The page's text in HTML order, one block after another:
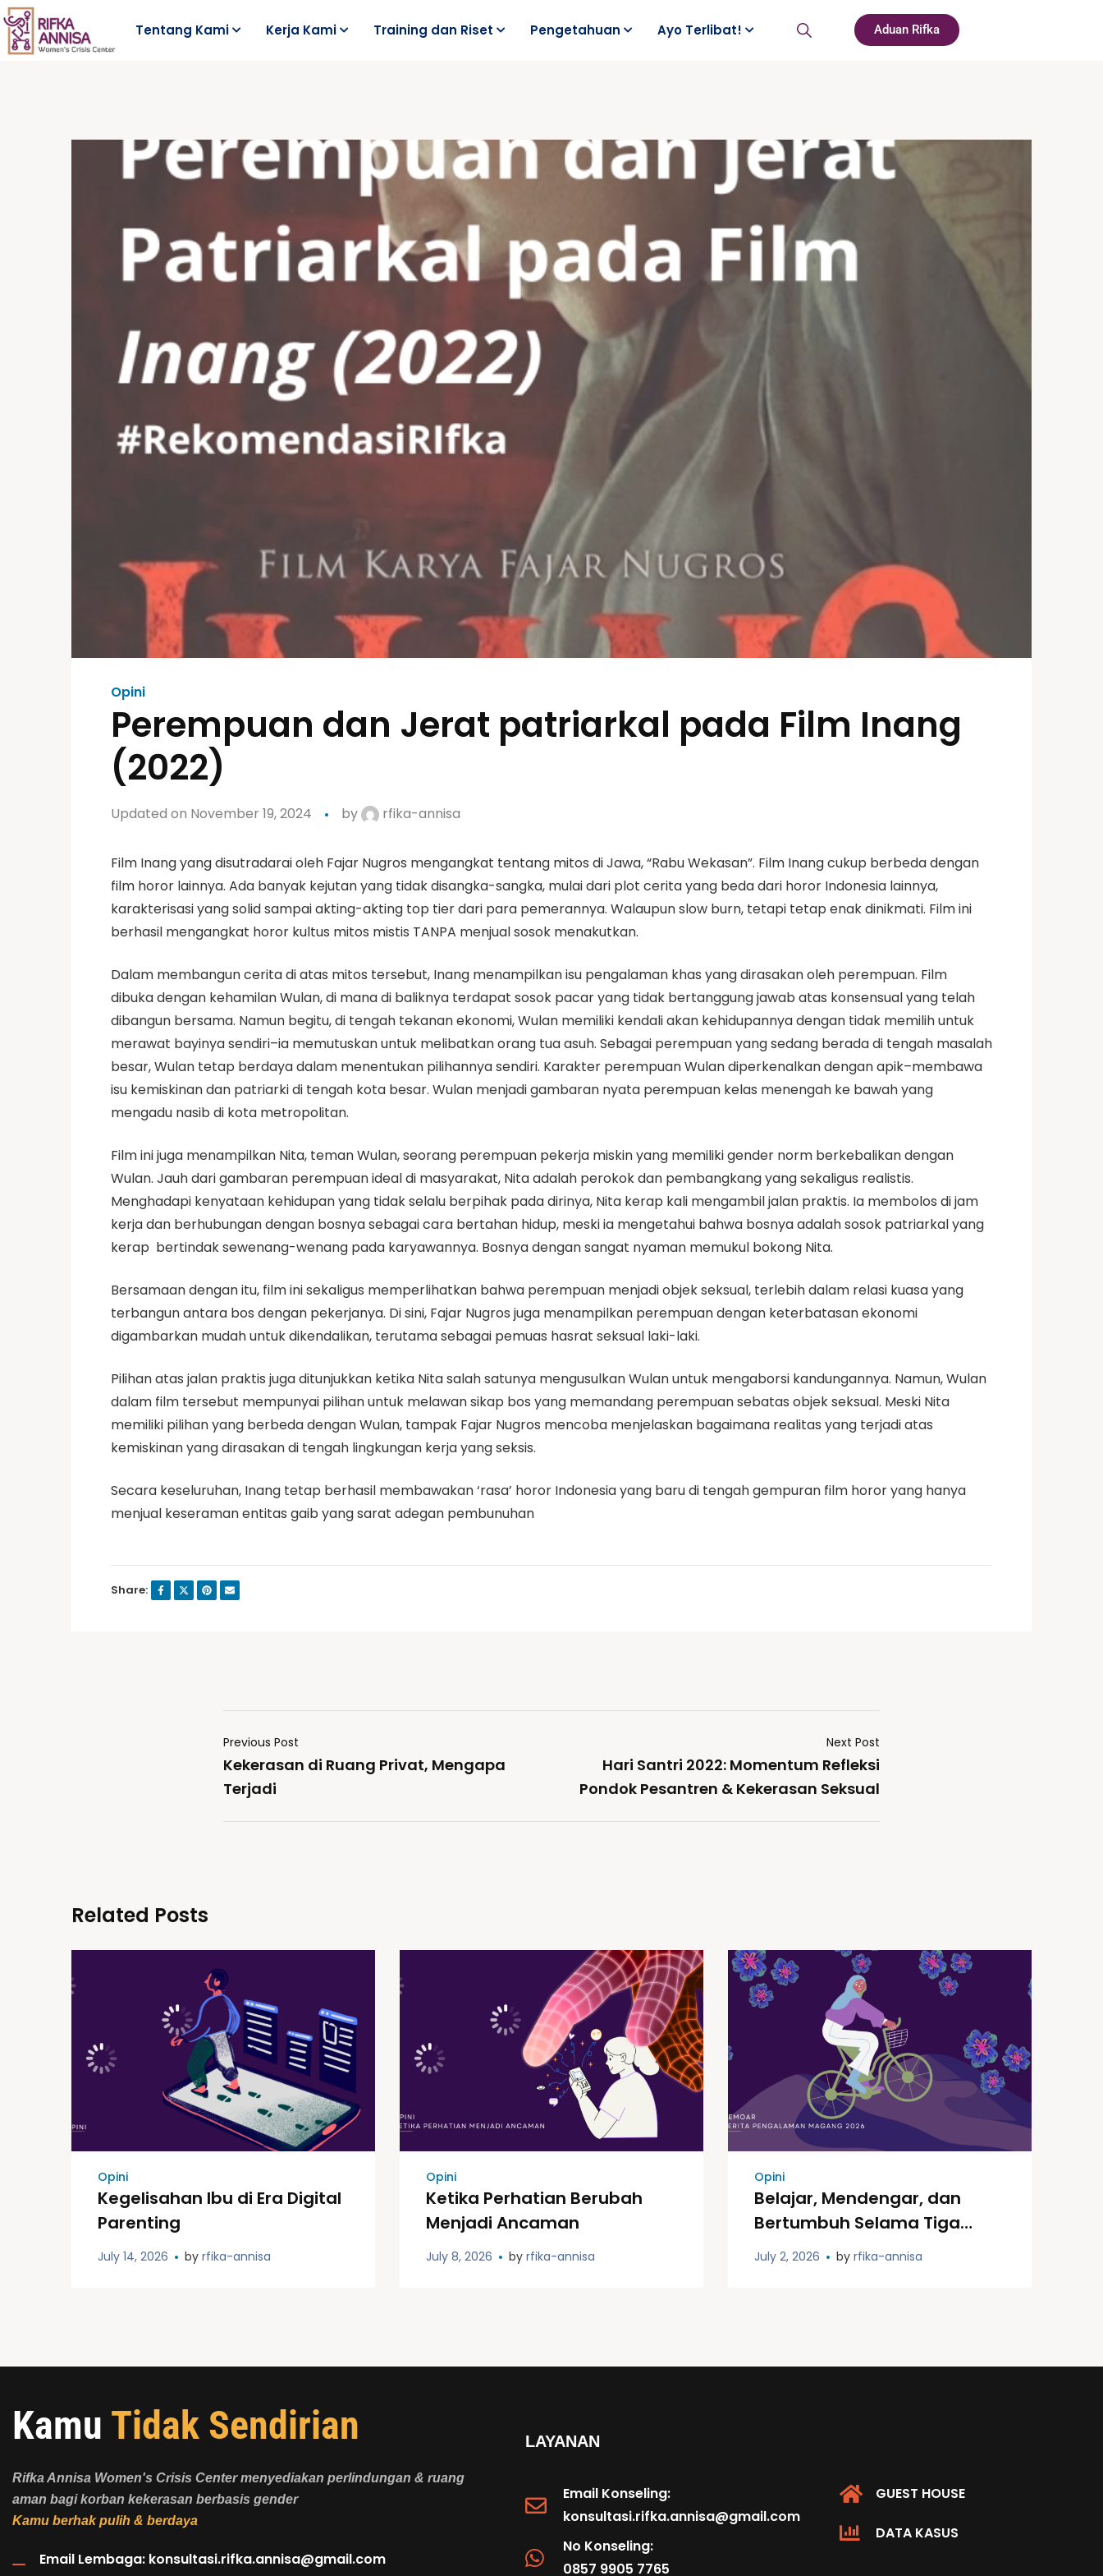
Tentang Kami Kerja Kami Training dan Riset Pengetahuan Ayo Terlibat! Aduan Rifka
Opini
Perempuan dan Jerat patriarkal pada Film Inang
(2022)
Updated on November 19, 2024 by rfika-annisa
Film Inang yang disutradarai oleh Fajar Nugros mengangkat tentang mitos di Jawa, “Rabu Wekasan”. Film Inang cukup berbeda dengan
film horor lainnya. Ada banyak kejutan yang tidak disangka-sangka, mulai dari plot cerita yang beda dari horor Indonesia lainnya,
karakterisasi yang solid sampai akting-akting top tier dari para pemerannya. Walaupun slow burn, tetapi tetap enak dinikmati. Film ini
berhasil mengangkat horor kultus mitos mistis TANPA menjual sosok menakutkan.
Dalam membangun cerita di atas mitos tersebut, Inang menampilkan isu pengalaman khas yang dirasakan oleh perempuan. Film
dibuka dengan kehamilan Wulan, di mana di baliknya terdapat sosok pacar yang tidak bertanggung jawab atas konsensual yang telah
dibangun bersama. Namun begitu, di tengah tekanan ekonomi, Wulan memiliki kendali akan kehidupannya dengan tidak memilih untuk
merawat bayinya sendiri–ia memutuskan untuk melibatkan orang tua asuh. Sebagai perempuan yang sedang berada di tengah masalah
besar, Wulan tetap berdaya dalam menentukan pilihannya sendiri. Karakter perempuan Wulan diperkenalkan dengan apik–membawa
isu kemiskinan dan patriarki di tengah kota besar. Wulan menjadi gambaran nyata perempuan kelas menengah ke bawah yang
mengadu nasib di kota metropolitan.
Film ini juga menampilkan Nita, teman Wulan, seorang perempuan pekerja miskin yang memiliki gender norm berkebalikan dengan
Wulan. Jauh dari gambaran perempuan ideal di masyarakat, Nita adalah perokok dan pembangkang yang sekaligus realistis.
Menghadapi kenyataan kehidupan yang tidak selalu berpihak pada dirinya, Nita kerap kali mengambil jalan praktis. Ia membolos di jam
kerja dan berhubungan dengan bosnya sebagai cara bertahan hidup, meski ia mengetahui bahwa bosnya adalah sosok patriarkal yang
kerap bertindak sewenang-wenang pada karyawannya. Bosnya dengan sangat nyaman memukul bokong Nita.
Bersamaan dengan itu, film ini sekaligus memperlihatkan bahwa perempuan menjadi objek seksual, terlebih dalam relasi kuasa yang
terbangun antara bos dengan pekerjanya. Di sini, Fajar Nugros juga menampilkan perempuan dengan keterbatasan ekonomi
digambarkan mudah untuk dikendalikan, terutama sebagai pemuas hasrat seksual laki-laki.
Pilihan atas jalan praktis juga ditunjukkan ketika Nita salah satunya mengusulkan Wulan untuk mengaborsi kandungannya. Namun, Wulan
dalam film tersebut mempunyai pilihan untuk melawan sikap bos yang memandang perempuan sebatas objek seksual. Meski Nita
memiliki pilihan yang berbeda dengan Wulan, tampak Fajar Nugros mencoba menjelaskan bagaimana realitas yang terjadi atas
kemiskinan yang dirasakan di tengah lingkungan kerja yang seksis.
Secara keseluruhan, Inang tetap berhasil membawakan ‘rasa’ horor Indonesia yang baru di tengah gempuran film horor yang hanya
menjual keseraman entitas gaib yang sarat adegan pembunuhan
Share:
Previous Post
Kekerasan di Ruang Privat, Mengapa
Terjadi
Next Post
Hari Santri 2022: Momentum Refleksi
Pondok Pesantren & Kekerasan Seksual
Related Posts
Opini
Kegelisahan Ibu di Era Digital
Parenting
July 14, 2026 by rfika-annisa
Opini
Ketika Perhatian Berubah
Menjadi Ancaman
July 8, 2026 by rfika-annisa
Opini
Belajar, Mendengar, dan
Bertumbuh Selama Tiga
Bulan di Rifka Annisa
July 2, 2026 by rfika-annisa
Kamu Tidak Sendirian
Rifka Annisa Women's Crisis Center menyediakan perlindungan & ruang
aman bagi korban kekerasan berbasis gender
Kamu berhak pulih & berdaya
Email Lembaga: konsultasi.rifka.annisa@gmail.com
LAYANAN
Email Konseling:
konsultasi.rifka.annisa@gmail.com
No Konseling:
0857 9905 7765
GUEST HOUSE
DATA KASUS